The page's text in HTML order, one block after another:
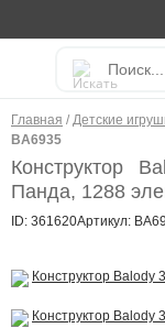
Главная / Детские
BA6935
Конструктор
Панда, 1288
ID: 361620Артикул: